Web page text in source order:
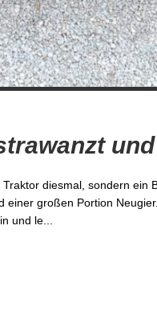
diesmal, sondern ein
großen Portion
und le...